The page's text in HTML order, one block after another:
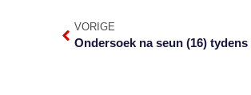
VORIGE
Ondersoek na seun (16)